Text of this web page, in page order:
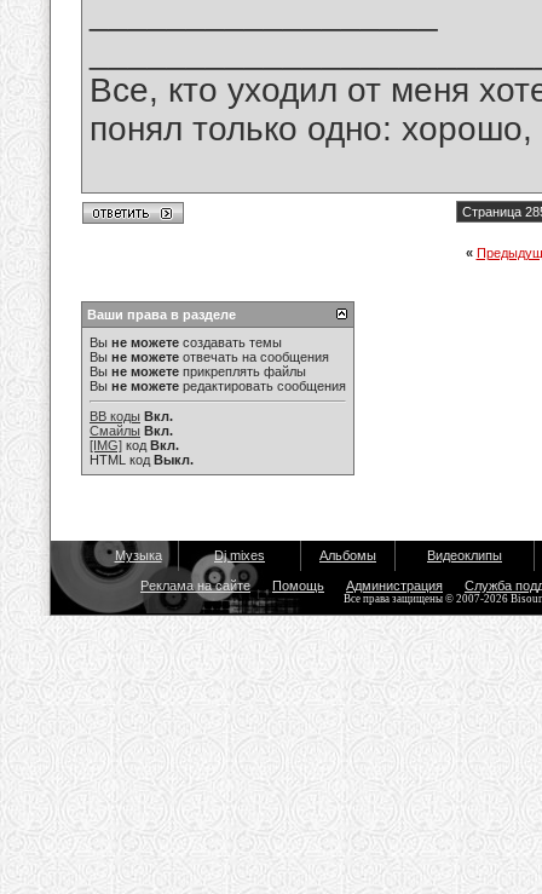
Все, кто уходил от меня
понял только одно:
Страница
«
Ваши права в разделе
Вы не можете создавать темы
Вы не можете отвечать на сообщения
Вы не можете прикреплять файлы
Вы не можете редактировать сообщения
BB коды Вкл.
Смайлы Вкл.
[IMG] код Вкл.
HTML код Выкл.
Музыка Dj mixes Альбомы Видеоклипы
Реклама на сайте Помощь Администрация Служба
Все права защищены © 2007-2026